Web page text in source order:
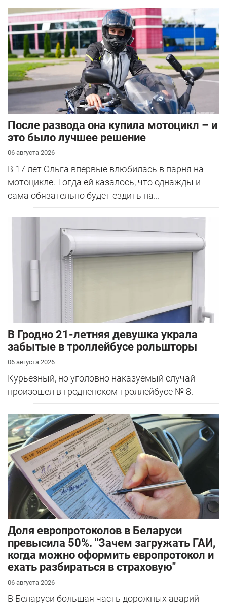
После развода она купила мотоцикл – и
это было лучшее решение
06 августа 2026
В 17 лет Ольга впервые влюбилась в парня на
мотоцикле. Тогда ей казалось, что однажды и
сама обязательно будет ездить на...
В Гродно 21-летняя девушка украла
забытые в троллейбусе рольшторы
06 августа 2026
Курьезный, но уголовно наказуемый случай
произошел в гродненском троллейбусе № 8.
Доля европротоколов в Беларуси
превысила 50%. "Зачем загружать ГАИ,
когда можно оформить европротокол и
ехать разбираться в страховую"
06 августа 2026
В Беларуси большая часть дорожных аварий